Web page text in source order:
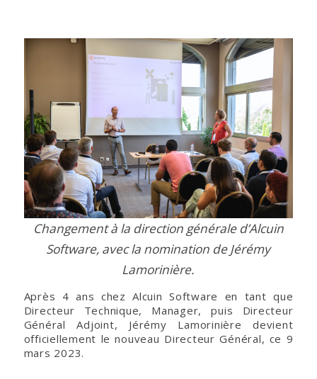
Changement à la direction générale d’Alcuin
Software, avec la nomination de Jérémy
Lamorinière.
Après 4 ans chez Alcuin Software en tant que
Directeur Technique, Manager, puis Directeur
Général Adjoint, Jérémy Lamorinière devient
officiellement le nouveau Directeur Général, ce 9
mars 2023.